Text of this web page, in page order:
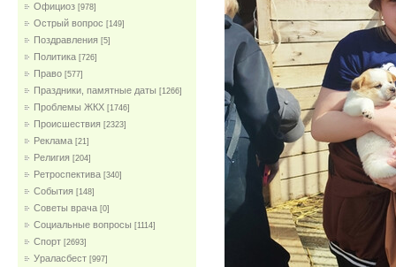
Официоз [978]
Острый вопрос [149]
Поздравления [5]
Политика [726]
Право [577]
Праздники, памятные даты [1266]
Проблемы ЖКХ [1746]
Проиcшествия [2323]
Реклама [21]
Религия [204]
Ретроспектива [340]
События [148]
Советы врача [0]
Социальные вопросы [1114]
Спорт [2693]
Ураласбест [997]